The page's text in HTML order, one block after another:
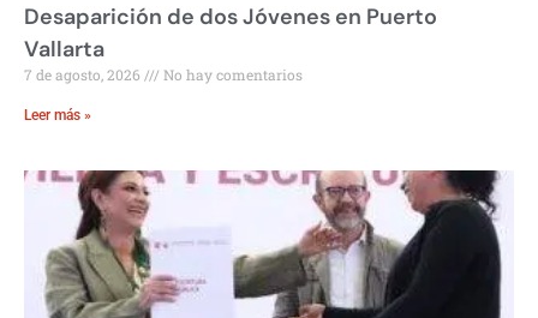
Desaparición de dos Jóvenes en Puerto
Vallarta
7 de agosto, 2026 No hay comentarios
Leer más »